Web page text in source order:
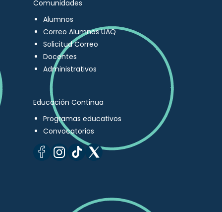
Comunidades
Alumnos
Correo Alumnos UAQ
Solicitud Correo
Docentes
Administrativos
Educación Continua
Programas educativos
Convocatorias